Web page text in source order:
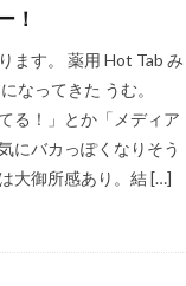
！
ます。 薬用 Hot Tab み
なってきた うむ。
る！」とか「メディア
にバカっぽくなりそう
大御所感あり。結 […]